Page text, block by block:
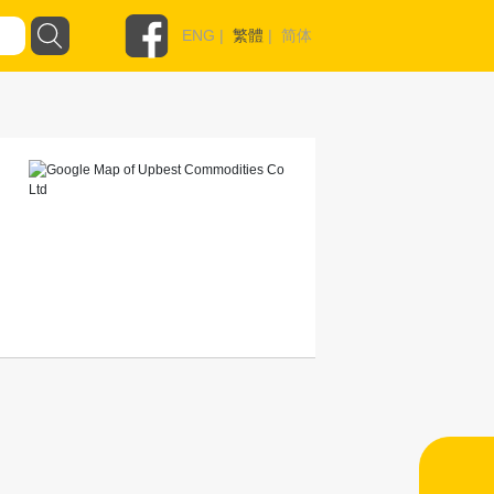
ENG | 繁體 | 简体